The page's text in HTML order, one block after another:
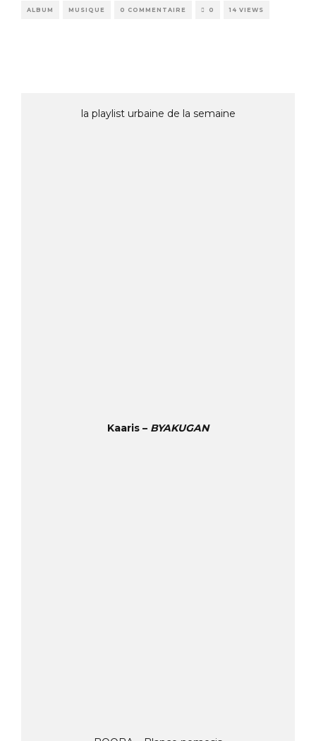
ALBUM MUSIQUE 0 COMMENTAIRE 0 14 VIEWS
la playlist urbaine de la semaine
Kaaris – BYAKUGAN